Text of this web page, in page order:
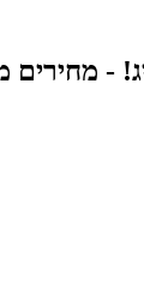
- מחירים